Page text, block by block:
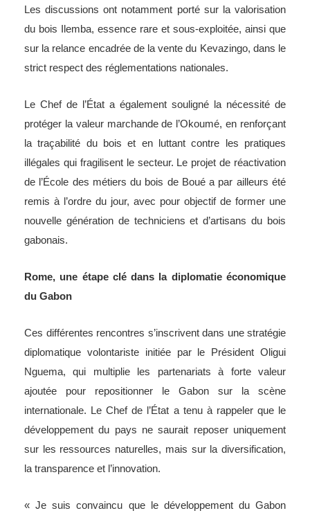
Les discussions ont notamment porté sur la valorisation
du bois Ilemba, essence rare et sous-exploitée, ainsi que
sur la relance encadrée de la vente du Kevazingo, dans le
strict respect des réglementations nationales.
Le Chef de l’État a également souligné la nécessité de
protéger la valeur marchande de l’Okoumé, en renforçant
la traçabilité du bois et en luttant contre les pratiques
illégales qui fragilisent le secteur. Le projet de réactivation
de l’École des métiers du bois de Boué a par ailleurs été
remis à l’ordre du jour, avec pour objectif de former une
nouvelle génération de techniciens et d’artisans du bois
gabonais.
Rome, une étape clé dans la diplomatie économique
du Gabon
Ces différentes rencontres s’inscrivent dans une stratégie
diplomatique volontariste initiée par le Président Oligui
Nguema, qui multiplie les partenariats à forte valeur
ajoutée pour repositionner le Gabon sur la scène
internationale. Le Chef de l’État a tenu à rappeler que le
développement du pays ne saurait reposer uniquement
sur les ressources naturelles, mais sur la diversification,
la transparence et l’innovation.
« Je suis convaincu que le développement du Gabon